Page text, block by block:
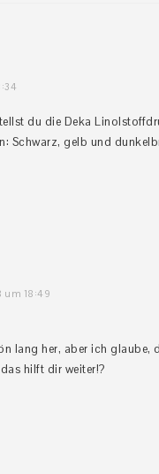
du die Deka
Schwarz, gelb und
um 18:49
lang her, aber ich
hilft dir weiter!?